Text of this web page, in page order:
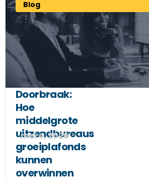
Blog
Doorbraak:
Hoe
middelgrote
uitzendbureaus
groeiplafonds
kunnen
overwinnen
mei 4, 2026